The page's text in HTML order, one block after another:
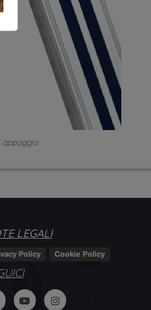
LEGALI
Policy Cookie Policy